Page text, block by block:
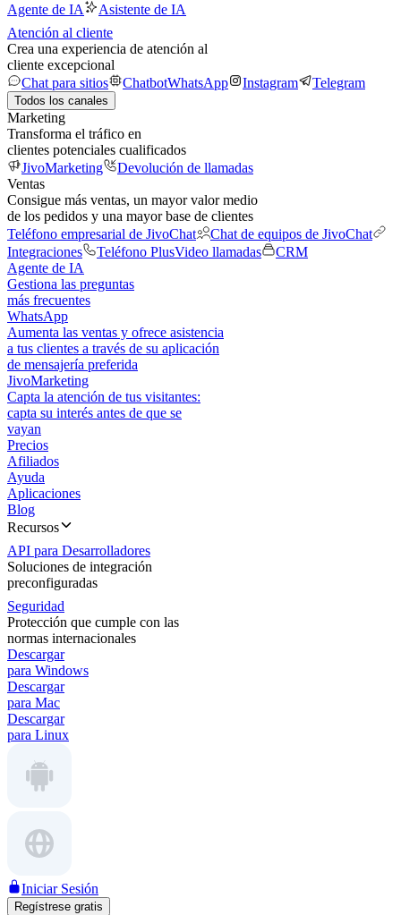
Agente de IA
Asistente de IA
Atención al cliente
Crea una experiencia de atención al
cliente excepcional
Chat para sitios
ChatbotWhatsApp Instagram Telegram
Todos los canales
Marketing
Transforma el tráfico en
clientes potenciales cualificados
JivoMarketing
Devolución de llamadas
Ventas
Consigue más ventas, un mayor valor medio
de los pedidos y una mayor base de clientes
Teléfono empresarial de JivoChat
Chat de equipos de JivoChat
Integraciones
Teléfono PlusVideo llamadas
CRM
Agente de IA
Gestiona las preguntas
más frecuentes
WhatsApp
Aumenta las ventas y ofrece asistencia
a tus clientes a través de su aplicación
de mensajería preferida
JivoMarketing
Capta la atención de tus visitantes:
capta su interés antes de que se
vayan
Precios
Afiliados
Ayuda
Aplicaciones
Blog
Recursos
API para Desarrolladores
Soluciones de integración
preconfiguradas
Seguridad
Protección que cumple con las
normas internacionales
Descargar
para Windows
Descargar
para Mac
Descargar
para Linux
Iniciar Sesión
Regístrese gratis